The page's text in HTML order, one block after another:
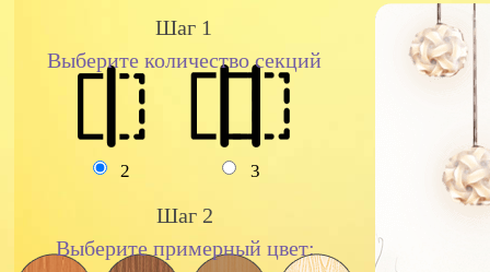
2 3
Шаг 2
Выберите примерный цвет:
Шаг 1
Выберите количество секций